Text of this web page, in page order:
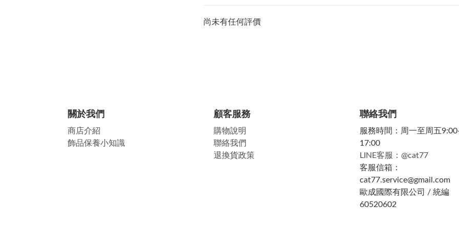
尚未有任何評價
關於我們
商店介紹
飾品保養小知識
顧客服務
購物說明
聯絡我們
退換貨政策
聯絡我們
服務時間：周一至周五
17:00
LINE客服：@cat77
客服信箱：
cat77.service@gmail.com
歐成國際有限公司 / 統編
60520602